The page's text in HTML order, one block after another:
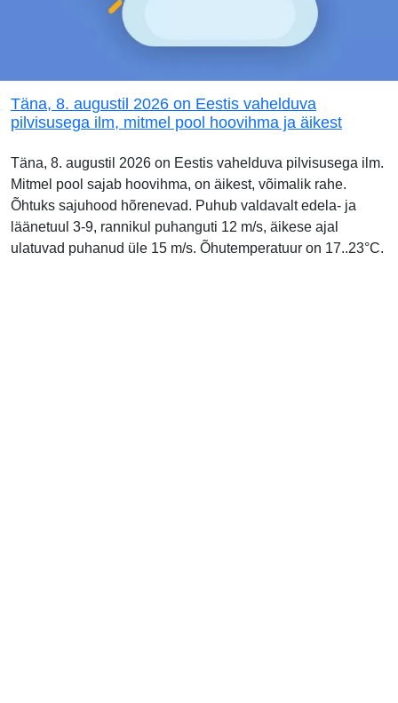
Täna, 8. augustil 2026 on Eestis vahelduva
pilvisusega ilm, mitmel pool hoovihma ja äikest
Täna, 8. augustil 2026 on Eestis vahelduva pilvisusega ilm.
Mitmel pool sajab hoovihma, on äikest, võimalik rahe.
Õhtuks sajuhood hõrenevad. Puhub valdavalt edela- ja
läänetuul 3-9, rannikul puhanguti 12 m/s, äikese ajal
ulatuvad puhanud üle 15 m/s. Õhutemperatuur on 17..23°C.